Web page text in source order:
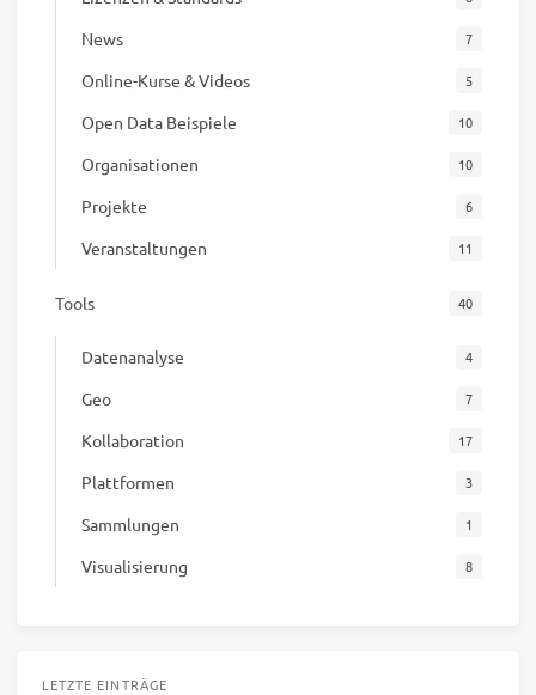
News 7
Online-Kurse & Videos 5
Open Data Beispiele 10
Organisationen 10
Projekte 6
Veranstaltungen 11
Tools 40
Datenanalyse 4
Geo 7
Kollaboration 17
Plattformen 3
Sammlungen 1
Visualisierung 8
LETZTE EINTRÄGE